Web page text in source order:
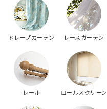
ドレープカーテン レースカーテン
レール ロールスクリーン